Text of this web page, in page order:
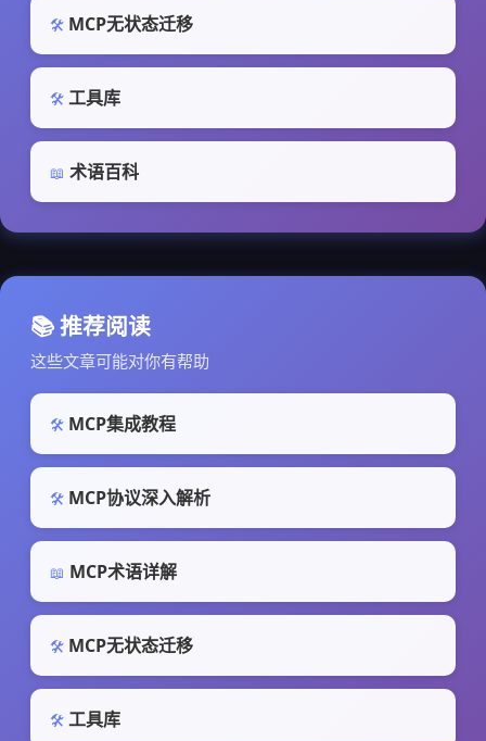
🛠️ MCP无状态迁移
🛠️ 工具库
📖 术语百科
📚 推荐阅读
这些文章可能对你有帮助
🛠️ MCP集成教程
🛠️ MCP协议深入解析
📖 MCP术语详解
🛠️ MCP无状态迁移
🛠️ 工具库